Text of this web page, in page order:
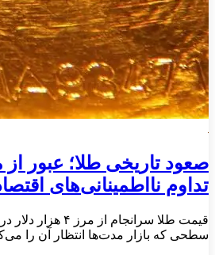
تداوم نااطمینانی‌های
قیمت طلا سرانجام از
سطحی که بازار مدت‌ها انتظار آن را